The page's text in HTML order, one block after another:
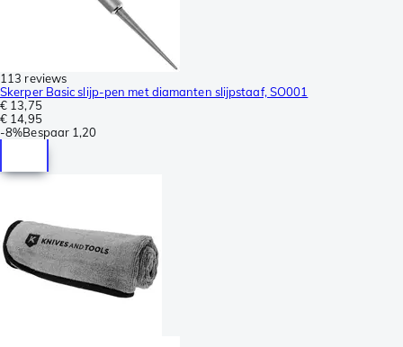
113 reviews
Skerper Basic slijp-pen met diamanten slijpstaaf, SO001
€ 13,75
€ 14,95
-8%Bespaar 1,20